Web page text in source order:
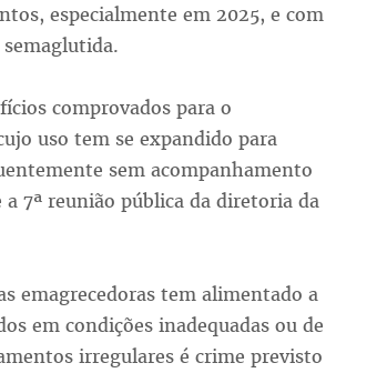
especialmente em 2025, e com
semaglutida.
comprovados para o
uso tem se expandido para
sem acompanhamento
7ª reunião pública da diretoria da
emagrecedoras tem alimentado a
em condições inadequadas ou de
irregulares é crime previsto